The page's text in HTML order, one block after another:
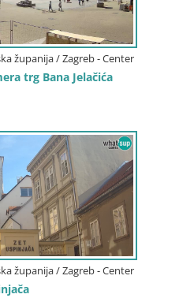
županija / Zagreb - Center
trg Bana Jelačića
županija / Zagreb - Center